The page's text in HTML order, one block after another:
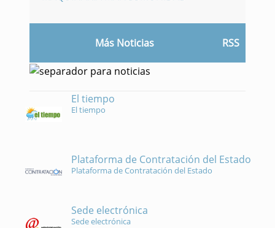
Más Noticias RSS
El tiempo
El tiempo
Plataforma de Contratación del Estado
Plataforma de Contratación del Estado
Sede electrónica
Sede electrónica